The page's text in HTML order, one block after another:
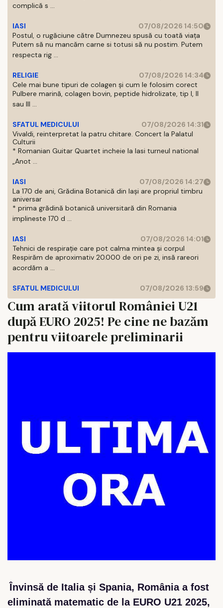
complică s ...
IASI
07/08/2026 14:50
Postul, o rugăciune către Dumnezeu spusă cu toată viața
Putem să nu mancăm carne si totusi să nu postim. Putem
respecta rig ...
RELIGIE
07/08/2026 14:34
Cele mai bune tipuri de colagen și cum le folosim corect
Pulbere marină, colagen bovin, peptide hidrolizate, tip I, II
sau III ...
SFATUL MEDICULUI
07/08/2026 14:31
Vivaldi, reinterpretat la patru chitare. Concert la Palatul
Culturii
* Romanian Guitar Quartet incheie la Iasi turneul national
„Anot ...
IASI
07/08/2026 14:27
La 170 de ani, Grădina Botanică din Iași are propriul timbru
aniversar
* prima grădină botanică universitară din Romania
implineste 170 d ...
IASI
07/08/2026 14:01
Tehnici de respirație care pot calma mintea și corpul
Respirăm de aproximativ 20.000 de ori pe zi, insă rareori
acordăm a ...
SFATUL MEDICULUI 07/08/2026 13:59
Cum arată viitorul României U21
după EURO 2025! Pe cine ne bazăm
pentru viitoarele preliminarii
Învinsă de Italia și Spania, România a fost
eliminată matematic de la EURO U21 2025,